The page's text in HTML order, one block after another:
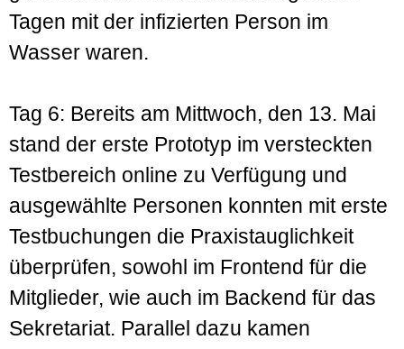
Tagen mit der infizierten Person im
Wasser waren.
Tag 6: Bereits am Mittwoch, den 13. Mai
stand der erste Prototyp im versteckten
Testbereich online zu Verfügung und
ausgewählte Personen konnten mit erste
Test­buchungen die Praxistauglichkeit
überprüfen, sowohl im Frontend für die
Mitglieder, wie auch im Backend für das
Sekretariat. Parallel dazu kamen